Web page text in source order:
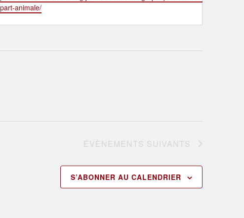
animale/
ÉVÈNEMENTS SUIVANTS
S’ABONNER AU CALENDRIER